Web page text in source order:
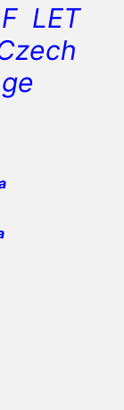
LET